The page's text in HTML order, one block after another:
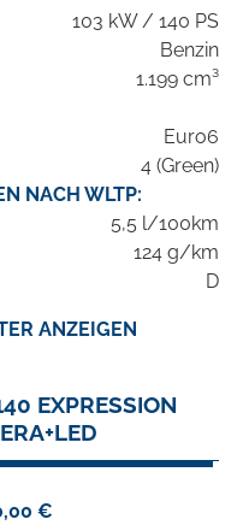
103 kW / 140 PS
Benzin
1.199 cm³
Euro6
4 (Green)
NACH WLTP:
5,5 l/100km
124 g/km
D
ANZEIGEN
EXPRESSION
€